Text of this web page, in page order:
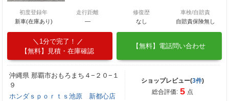
初度登録年
新車(在庫あり)
走行距離
―
修復歴
なし
車検/自賠責
自賠責保険無し
1分で完了！
【無料】見積・在庫確認
【無料】電話問い合わせ
沖縄県 那覇市おもろまち４−２０−１
９
ホンダｓｐｏｒｔｓ池原 新都心店
ショップレビュー(3件)
総合評価: 5 点